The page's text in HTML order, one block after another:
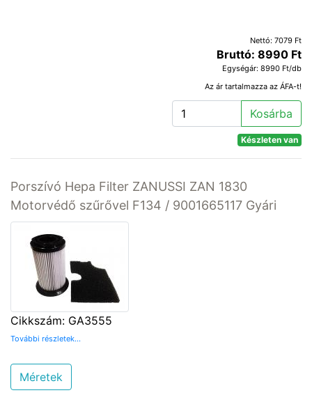
Nettó: 7079 Ft
Bruttó: 8990 Ft
Egységár: 8990 Ft/db
Az ár tartalmazza az ÁFA-t!
Kosárba
Készleten van
Porszívó Hepa Filter ZANUSSI ZAN 1830
Motorvédő szűrővel F134 / 9001665117 Gyári
Cikkszám: GA3555
További részletek...
Méretek